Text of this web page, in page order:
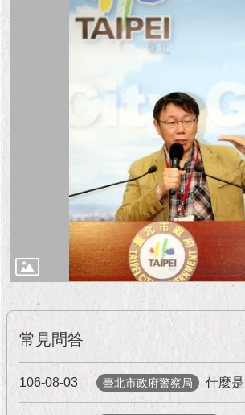
常見問答
106-08-03 臺北市政府警察局 什麼